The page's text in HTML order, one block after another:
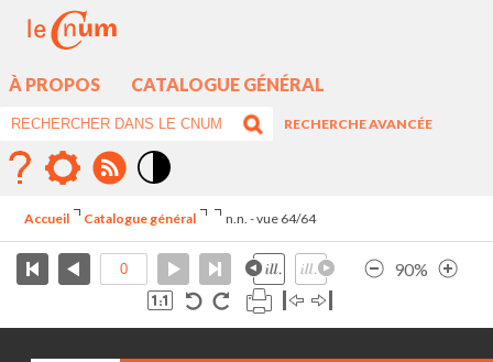
À PROPOS CATALOGUE GÉNÉRAL
RECHERCHE AVANCÉE
élévé
Accueil Catalogue général n.n. - vue 64/64
90%